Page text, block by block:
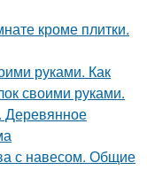
кроме плитки.
руками. Как
своими руками.
Деревянное
с навесом. Общие